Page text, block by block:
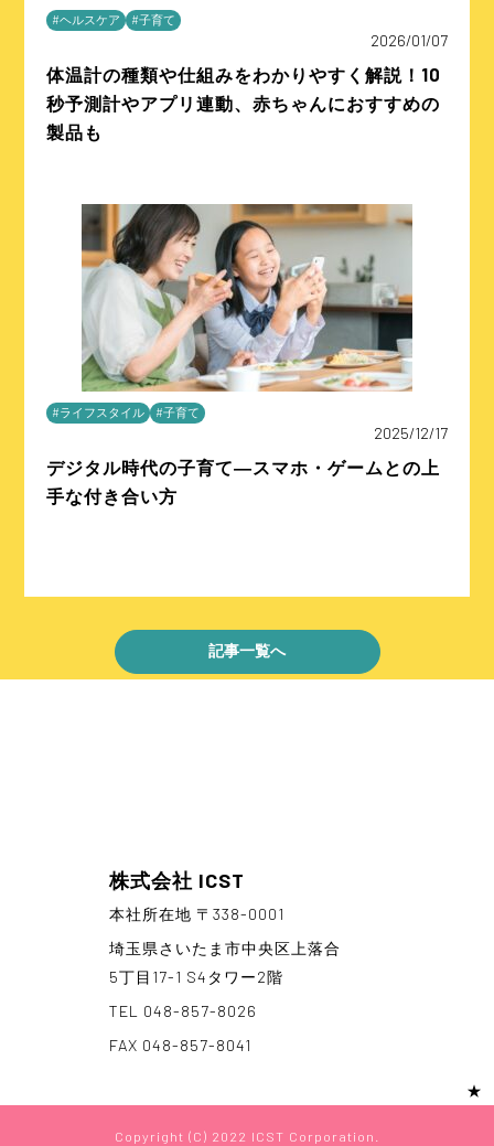
#ヘルスケア #子育て
2026/01/07
体温計の種類や仕組みをわかりやすく解説！10
秒予測計やアプリ連動、赤ちゃんにおすすめの
製品も
#ライフスタイル #子育て
2025/12/17
デジタル時代の子育て―スマホ・ゲームとの上
手な付き合い方
記事一覧へ
株式会社 ICST
本社所在地 〒338-0001
埼玉県さいたま市中央区上落合
5丁目17-1 S4タワー2階
TEL 048-857-8026
FAX 048-857-8041
★
Copyright (C) 2022 ICST Corporation.